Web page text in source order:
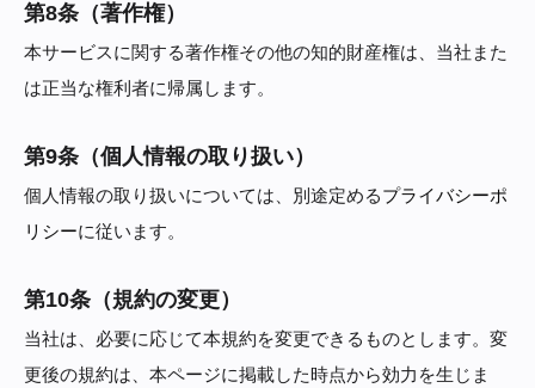
第8条（著作権）
本サービスに関する著作権その他の知的財産権は、当社また
は正当な権利者に帰属します。
第9条（個人情報の取り扱い）
個人情報の取り扱いについては、別途定めるプライバシーポ
リシーに従います。
第10条（規約の変更）
当社は、必要に応じて本規約を変更できるものとします。変
更後の規約は、本ページに掲載した時点から効力を生じま